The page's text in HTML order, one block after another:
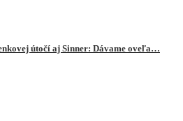
útočí aj Sinner: Dávame oveľa…